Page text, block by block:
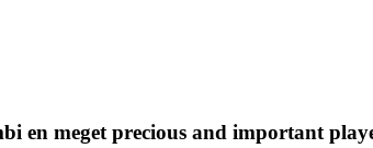
en meget precious and important